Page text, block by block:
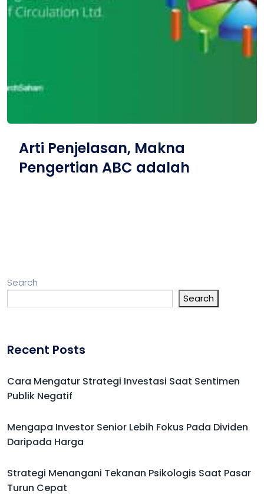
Arti Penjelasan, Makna
Pengertian ABC adalah
Search
Search
Recent Posts
Cara Mengatur Strategi Investasi Saat Sentimen
Publik Negatif
Mengapa Investor Senior Lebih Fokus Pada Dividen
Daripada Harga
Strategi Menangani Tekanan Psikologis Saat Pasar
Turun Cepat